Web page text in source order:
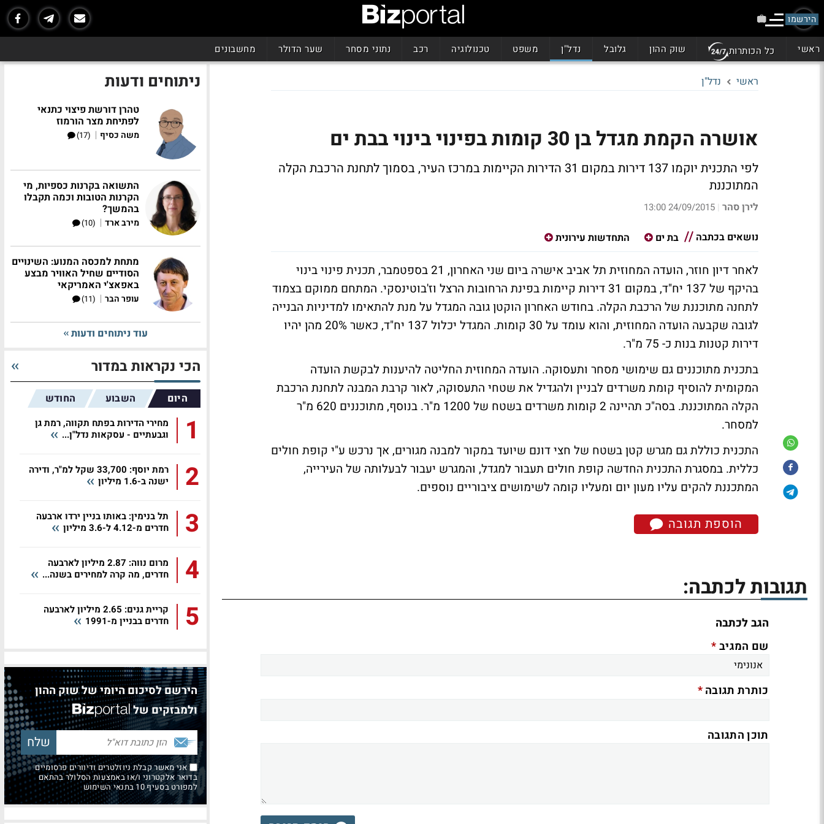
הירשמו
ראשי כל הכותרות שוק ההון גלובל נדל"ן משפט טכנולוגיה רכב נתוני מסחר שער הדולר מחשבונים
ראשי נדל"ן
אושרה הקמת מגדל בן 30 קומות בפינוי בינוי בבת ים
לפי התכנית יוקמו 137 דירות במקום 31 הדירות הקיימות במרכז העיר, בסמוך לתחנת הרכבת הקלה
המתוכננת
לירן סהר |
24/09/2015 13:00
נושאים בכתבה בת ים התחדשות עירונית
לאחר דיון חוזר, הועדה המחוזית תל אביב אישרה ביום שני האחרון, 21 בספטמבר, תכנית פינוי בינוי
בהיקף של 137 יח"ד, במקום 31 דירות קיימות בפינת הרחובות הרצל וז'בוטינסקי. המתחם ממוקם בצמוד
לתחנה מתוכננת של הרכבת הקלה. בחודש האחרון הוקטן גובה המגדל על מנת להתאימו למדיניות הבנייה
לגובה שקבעה הועדה המחוזית, והוא עומד על 30 קומות. המגדל יכלול 137 יח"ד, כאשר 20% מהן יהיו
דירות קטנות בנות כ- 75 מ"ר.
בתכנית מתוכננים גם שימושי מסחר ותעסוקה. הועדה המחוזית החליטה להיענות לבקשת הועדה
המקומית להוסיף קומת משרדים לבניין ולהגדיל את שטחי התעסוקה, לאור קרבת המבנה לתחנת הרכבת
הקלה המתוכננת. בסה"כ תהיינה 2 קומות משרדים בשטח של 1200 מ"ר. בנוסף, מתוכננים 620 מ"ר
למסחר.
התכנית כוללת גם מגרש קטן בשטח של חצי דונם שיועד במקור למבנה מגורים, אך נרכש ע"י קופת חולים
כללית. במסגרת התכנית החדשה קופת חולים תעבור למגדל, והמגרש יעבור לבעלותה של העירייה,
המתכננת להקים עליו מעון יום ומעליו קומה לשימושים ציבוריים נוספים.
הוספת תגובה
תגובות לכתבה:
הגב לכתבה
שם המגיב*
כותרת תגובה*
תוכן התגובה
ניתוחים ודעות
טהרן דורשת פיצוי כתנאי
לפתיחת מצר הורמוז
משה כסיף |
(17)
התשואה בקרנות כספיות, מי
הקרנות הטובות וכמה תקבלו
בהמשך?
מירב ארד |
(10)
מתחת למכסה המנוע: השינויים
הסודיים שחיל האוויר מבצע
באפאצ'י האמריקאי
עופר הבר |
(11)
עוד ניתוחים ודעות
הכי נקראות במדור
היום השבוע החודש
1
מחירי הדירות בפתח תקווה, רמת גן
וגבעתיים - עסקאות נדל"ן...
2
רמת יוסף: 33,700 שקל למ"ר, ודירה
ישנה ב-1.6 מיליון
3
תל בנימין: באותו בניין ירדו ארבעה
חדרים מ-4.12 ל-3.6 מיליון
4
מרום נווה: 2.87 מיליון לארבעה
חדרים, מה קרה למחירים בשנה...
5
קריית גנים: 2.65 מיליון לארבעה
חדרים בבניין מ-1991
הירשם לסיכום היומי של שוק ההון
ולמבזקים של
אני מאשר קבלת ניוזלטרים ודיוורים פרסומיים
בדואר אלקטרוני ו/או באמצעות הסלולר בהתאם
למפורט בסעיף 10 בתנאי השימוש